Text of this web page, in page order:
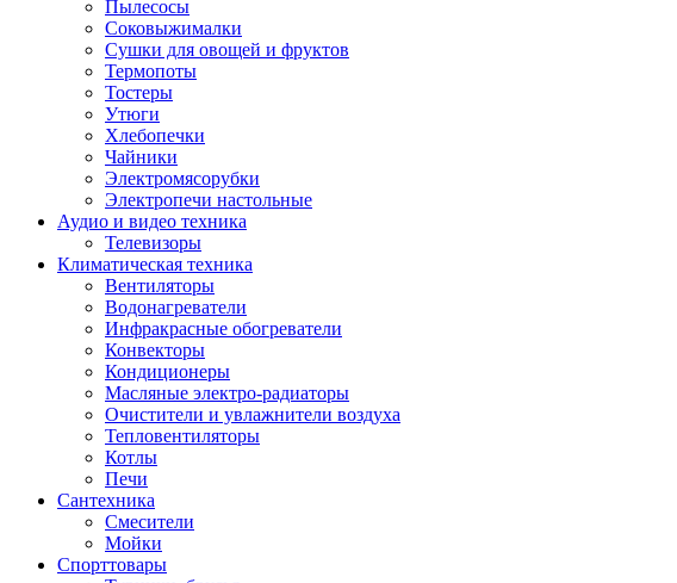
Пылесосы
Соковыжималки
Сушки для овощей и фруктов
Термопоты
Тостеры
Утюги
Хлебопечки
Чайники
Электромясорубки
Электропечи настольные
Аудио и видео техника
Телевизоры
Климатическая техника
Вентиляторы
Водонагреватели
Инфракрасные обогреватели
Конвекторы
Кондиционеры
Масляные электро-радиаторы
Очистители и увлажнители воздуха
Тепловентиляторы
Котлы
Печи
Сантехника
Смесители
Мойки
Спорттовары